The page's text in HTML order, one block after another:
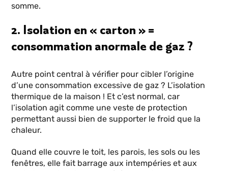
somme.
2. Isolation en « carton » =
consommation anormale de gaz ?
Autre point central à vérifier pour cibler l’origine
d’une consommation excessive de gaz ? L’isolation
thermique de la maison ! Et c’est normal, car
l’isolation agit comme une veste de protection
permettant aussi bien de supporter le froid que la
chaleur.
Quand elle couvre le toit, les parois, les sols ou les
fenêtres, elle fait barrage aux intempéries et aux